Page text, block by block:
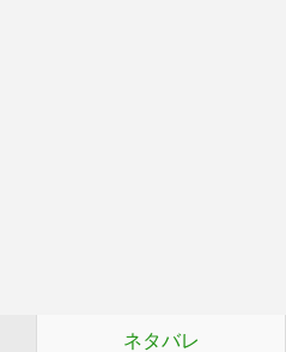
ネタバレ